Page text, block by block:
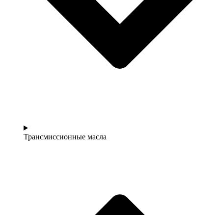
Трансмиссионные масла